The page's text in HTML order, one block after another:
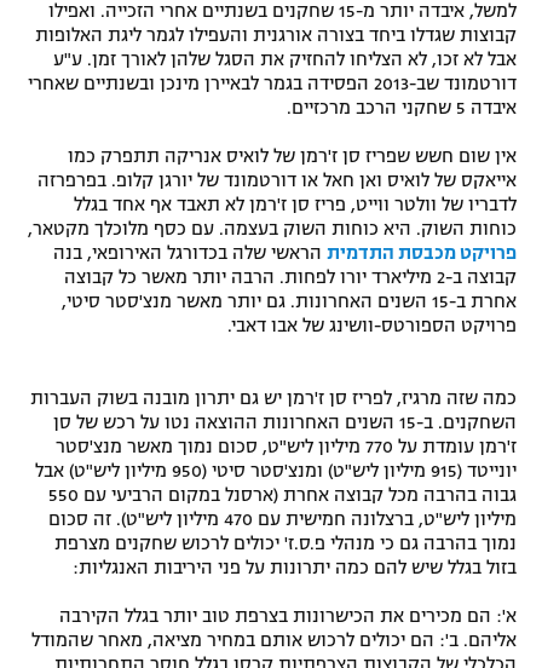
למשל, איבדה יותר מ-15 שחקנים בשנתיים אחרי הזכייה. ואפילו
קבוצות שגדלו ביחד בצורה אורגנית והעפילו לגמר ליגת האלופות
אבל לא זכו, לא הצליחו להחזיק את הסגל שלהן לאורך זמן. ע"ע
דורטמונד שב-2013 הפסידה בגמר לבאיירן מינכן ובשנתיים שאחרי
איבדה 5 שחקני הרכב מרכזיים.
אין שום חשש שפריז סן ז'רמן של לואיס אנריקה תתפרק כמו
אייאקס של לואיס ואן חאל או דורטמונד של יורגן קלופ. בפרפרזה
לדבריו של וולטר ווייט, פריז סן ז'רמן לא תאבד אף אחד בגלל
כוחות השוק. היא כוחות השוק בעצמה. עם כסף מלוכלך מקטאר,
פרויקט מכבסת התדמית הראשי שלה בכדורגל האירופאי, בנה
קבוצה ב-2 מיליארד יורו לפחות. הרבה יותר מאשר כל קבוצה
אחרת ב-15 השנים האחרונות. גם יותר מאשר מנצ'סטר סיטי,
פרויקט הספורטס-וושינג של אבו דאבי.
כמה שזה מרגיז, לפריז סן ז'רמן יש גם יתרון מובנה בשוק העברות
השחקנים. ב-15 השנים האחרונות ההוצאה נטו על רכש של סן
ז'רמן עומדת על 770 מיליון ליש"ט, סכום נמוך מאשר מנצ'סטר
יונייטד (915 מיליון ליש"ט) ומנצ'סטר סיטי (950 מיליון ליש"ט) אבל
גבוה בהרבה מכל קבוצה אחרת (ארסנל במקום הרביעי עם 550
מיליון ליש"ט, ברצלונה חמישית עם 470 מיליון ליש"ט). זה סכום
נמוך בהרבה גם כי מנהלי פ.ס.ז' יכולים לרכוש שחקנים מצרפת
בזול בגלל שיש להם כמה יתרונות על פני היריבות האנגליות:
א': הם מכירים את הכישרונות בצרפת טוב יותר בגלל הקירבה
אליהם. ב': הם יכולים לרכוש אותם במחיר מציאה, מאחר שהמודל